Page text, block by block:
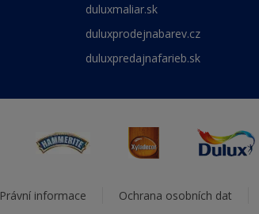
duluxmaliar.sk
duluxprodejnabarev.cz
duluxpredajnafarieb.sk
Právní informace Ochrana osobních dat